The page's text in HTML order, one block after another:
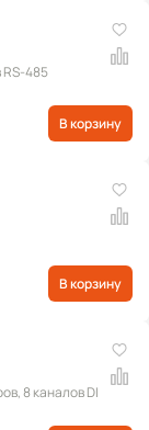
RS-485
В корзину
В корзину
8 каналов DI